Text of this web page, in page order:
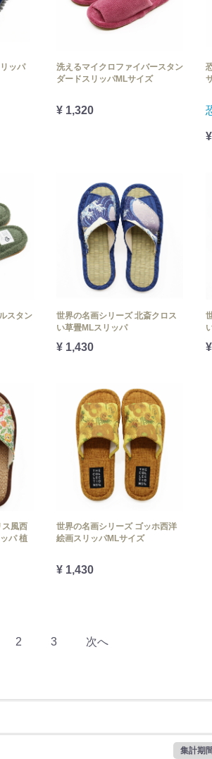
ッパ
洗えるマイクロファイバースタン
ダードスリッパMLサイズ
¥ 1,320
スタン
世界の名画シリーズ 北斎クロス
い草畳MLスリッパ
¥ 1,430
ス風西
パ 植
世界の名画シリーズ ゴッホ西洋
絵画スリッパMLサイズ
¥ 1,430
2 3 次へ
集計期